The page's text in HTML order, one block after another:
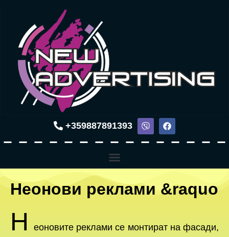
+359887891393
Неонови реклами &raquo
Н
еоновите реклами се монтират на фасади,